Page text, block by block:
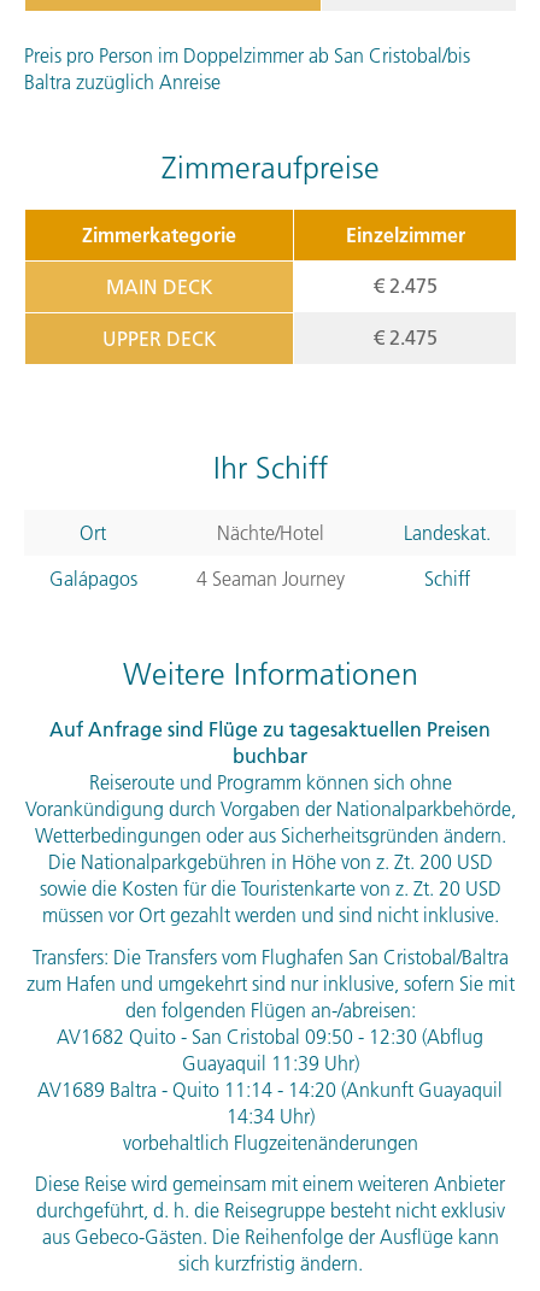
Preis pro Person im Doppelzimmer ab San Cristobal/bis
Baltra zuzüglich Anreise
Zimmeraufpreise
Zimmerkategorie Einzelzimmer
MAIN DECK € 2.475
UPPER DECK € 2.475
Ihr Schiff
Ort Nächte/Hotel
Landeskat.
Galápagos
4 Seaman Journey Schiff
Weitere Informationen
Auf Anfrage sind Flüge zu tagesaktuellen Preisen
buchbar
Reiseroute und Programm können sich ohne
Vorankündigung durch Vorgaben der Nationalparkbehörde,
Wetterbedingungen oder aus Sicherheitsgründen ändern.
Die Nationalparkgebühren in Höhe von z. Zt. 200 USD
sowie die Kosten für die Touristenkarte von z. Zt. 20 USD
müssen vor Ort gezahlt werden und sind nicht inklusive.
Transfers: Die Transfers vom Flughafen San Cristobal/Baltra
zum Hafen und umgekehrt sind nur inklusive, sofern Sie mit
den folgenden Flügen an-/abreisen:
AV1682 Quito - San Cristobal 09:50 - 12:30 (Abflug
Guayaquil 11:39 Uhr)
AV1689 Baltra - Quito 11:14 - 14:20 (Ankunft Guayaquil
14:34 Uhr)
vorbehaltlich Flugzeitenänderungen
Diese Reise wird gemeinsam mit einem weiteren Anbieter
durchgeführt, d. h. die Reisegruppe besteht nicht exklusiv
aus Gebeco-Gästen. Die Reihenfolge der Ausflüge kann
sich kurzfristig ändern.